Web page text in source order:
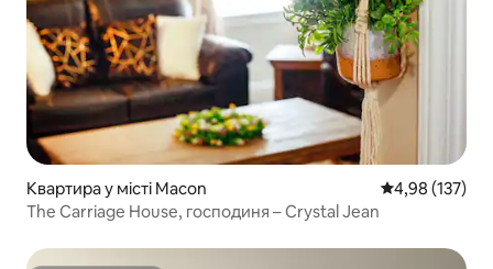
Квартира у місті Macon Середня
4,98 (137)
The Carriage House, господиня – Crystal Jean